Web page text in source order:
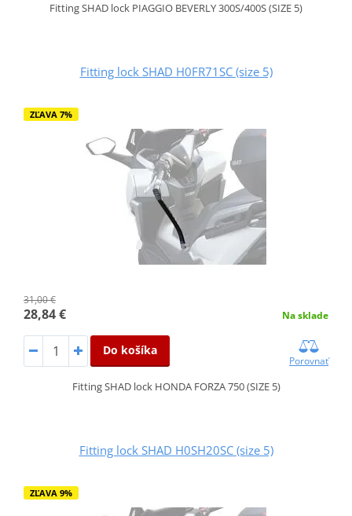
Fitting SHAD lock PIAGGIO BEVERLY 300S/400S (SIZE 5)
Fitting lock SHAD H0FR71SC (size 5)
ZĽAVA 7%
31,00 €
28,84 € Na sklade
Do košíka
Porovnať
Fitting SHAD lock HONDA FORZA 750 (SIZE 5)
Fitting lock SHAD H0SH20SC (size 5)
ZĽAVA 9%